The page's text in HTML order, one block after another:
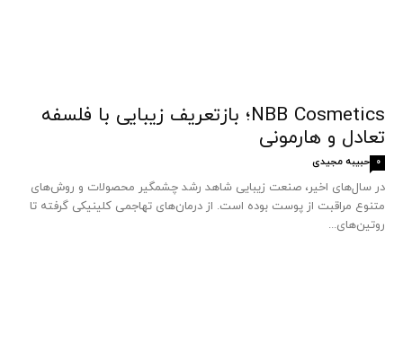
NBB Cosmetics؛ بازتعریف زیبایی با فلسفه
تعادل و هارمونی
حبیبه مجیدی 0
در سال‌های اخیر، صنعت زیبایی شاهد رشد چشمگیر محصولات و روش‌های
متنوع مراقبت از پوست بوده است. از درمان‌های تهاجمی کلینیکی گرفته تا
روتین‌های...